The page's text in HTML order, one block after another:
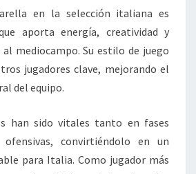
en la selección italiana es
aporta energía, creatividad y
mediocampo. Su estilo de juego
jugadores clave, mejorando el
del equipo.
han sido vitales tanto en fases
ofensivas, convirtiéndolo en un
para Italia. Como jugador más